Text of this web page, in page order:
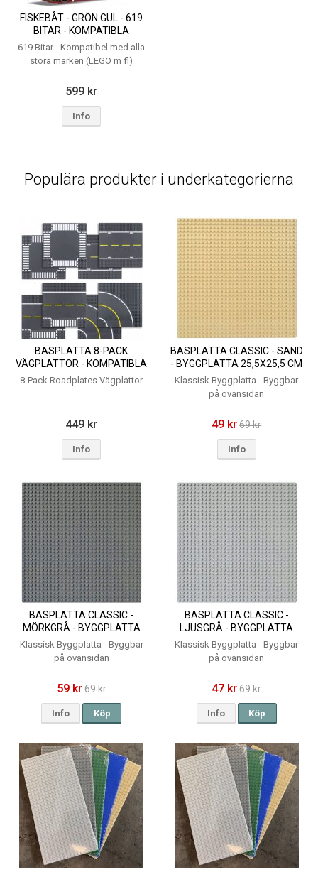
FISKEBÅT - GRÖN GUL - 619
BITAR - KOMPATIBLA
BYGGKLOSSAR
619 Bitar - Kompatibel med alla
stora märken (LEGO m fl)
599 kr
Info
Populära produkter i underkategorierna
BASPLATTA 8-PACK
VÄGPLATTOR - KOMPATIBLA
BYGGKLOSSAR
8-Pack Roadplates Vägplattor
449 kr
Info
BASPLATTA CLASSIC - SAND
- BYGGPLATTA 25,5X25,5 CM
- KOMPATIBLA
BYGGKLOSSAR
Klassisk Byggplatta - Byggbar
på ovansidan
49 kr69 kr
Info
BASPLATTA CLASSIC -
MÖRKGRÅ - BYGGPLATTA
25,5X25,5 CM - KOMPATIBLA
BYGGKLOSSAR
Klassisk Byggplatta - Byggbar
på ovansidan
59 kr69 kr
Info Köp
BASPLATTA CLASSIC -
LJUSGRÅ - BYGGPLATTA
25,5X25,5 CM - KOMPATIBLA
BYGGKLOSSAR
Klassisk Byggplatta - Byggbar
på ovansidan
47 kr69 kr
Info Köp